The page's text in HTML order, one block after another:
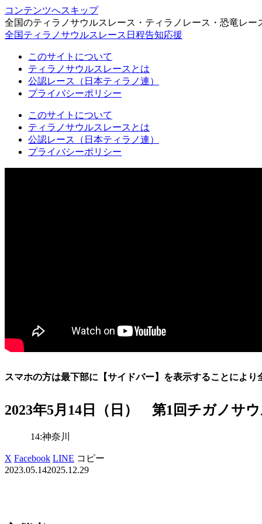
コンテンツへスキップ
全国のティラノサウルスレース・ティラノレース・恐竜レー
全国ティラノサウルスレース日程告知応援
このサイトについて
ティラノサウルスレースとは
公認レース（日本ティラノ連）
プライバシーポリシー
このサイトについて
ティラノサウルスレースとは
公認レース（日本ティラノ連）
プライバシーポリシー
スマホの方は最下部に【サイドバー】を表示することによ
2023年5月14日（日） 第1回チガノサ
14:神奈川
X Facebook LINE コピー
2023.05.142025.12.29